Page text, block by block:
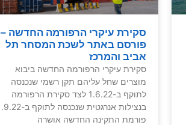
סקירת עיקרי הרפורמה החדשה –
פורסם באתר לשכת המסחר תל
אביב והמרכז
סקירת עיקרי הרפורמה החדשה ביבוא
מוצרים שחל עליהם תקן רשמי שנכנסה
לתוקף ב-1.6.22 לצד סקירת הרפורמה
פורמת התקינה החדשה אושרה